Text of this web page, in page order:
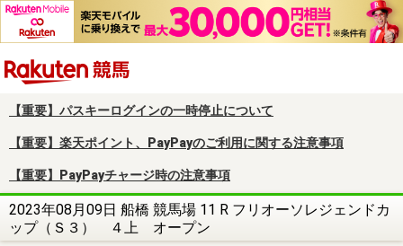
【重要】パスキーログインの一時停止について
【重要】楽天ポイント、PayPayのご利用に関する注意事項
【重要】PayPayチャージ時の注意事項
2023年08月09日 船橋 競馬場 11 R フリオーソレジェンドカ
ップ（Ｓ３） ４上 オープン